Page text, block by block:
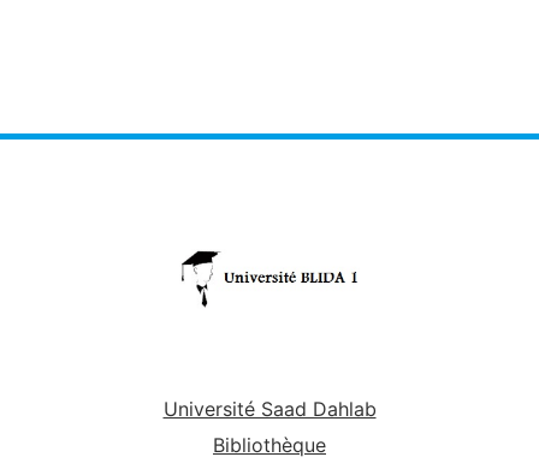
Université Saad Dahlab
Bibliothèque